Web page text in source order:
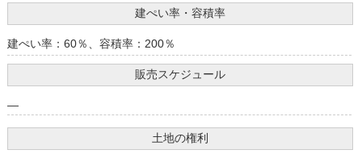
建ぺい率・容積率
建ぺい率：60％、容積率：200％
販売スケジュール
―
土地の権利